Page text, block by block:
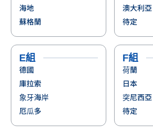
海地
蘇格蘭
澳大利亞
待定
E組
德國
庫拉索
象牙海岸
厄瓜多
F組
荷蘭
日本
突尼西亞
待定